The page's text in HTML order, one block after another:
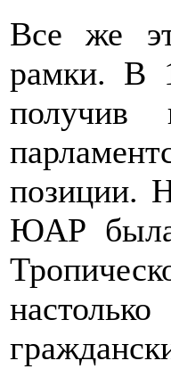
Все же
рамки. В
получив
позиции.
ЮАР была